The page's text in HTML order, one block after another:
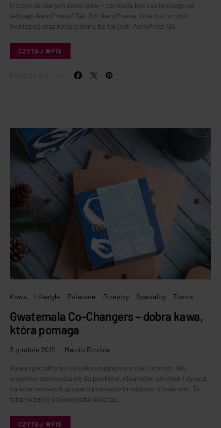
Niczym ze starych dowcipów – czy może być coś lepszego od
jednego AeroPressa? Tak. Pół AeroPressa. I nie ma co robić
ironicznej oraz kpiącej miny, bo tak jest! AeroPress Go…
CZYTAJ WPIS
Kawa Lifestyle Polecane Przepisy Speciality Ziarna
Gwatemala Co-Changers – dobra kawa,
która pomaga
2 grudnia 2019 Marcin Rzońca
Kawa speciality to nie tylko wyjątkowy smak i aromat. Nie
wszystko sprowadza się do punktów, niuansów, obróbek i dysput
na internetowych grupach pomiędzy brodatymi hipsterami. To
także wzięcie odpowiedzialności za…
CZYTAJ WPIS